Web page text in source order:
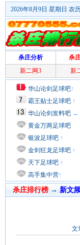
2026年8月9日 星期日 农
杀庄分析 杀
新二网3
新
华山论剑足球吧↑
霸王贴士足球吧 ↑
华山论剑发料吧 →
黄金万两足球吧
银波足球吧 ↑
金剑狂龙足球吧 ↑
天下足球吧 ↑
高手集中营↑
杀庄排行榜 → 新文
文